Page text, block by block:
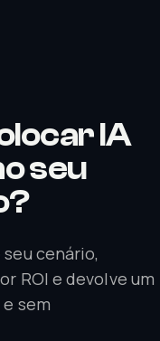
IA
seu
cenário,
ROI e devolve um
sem